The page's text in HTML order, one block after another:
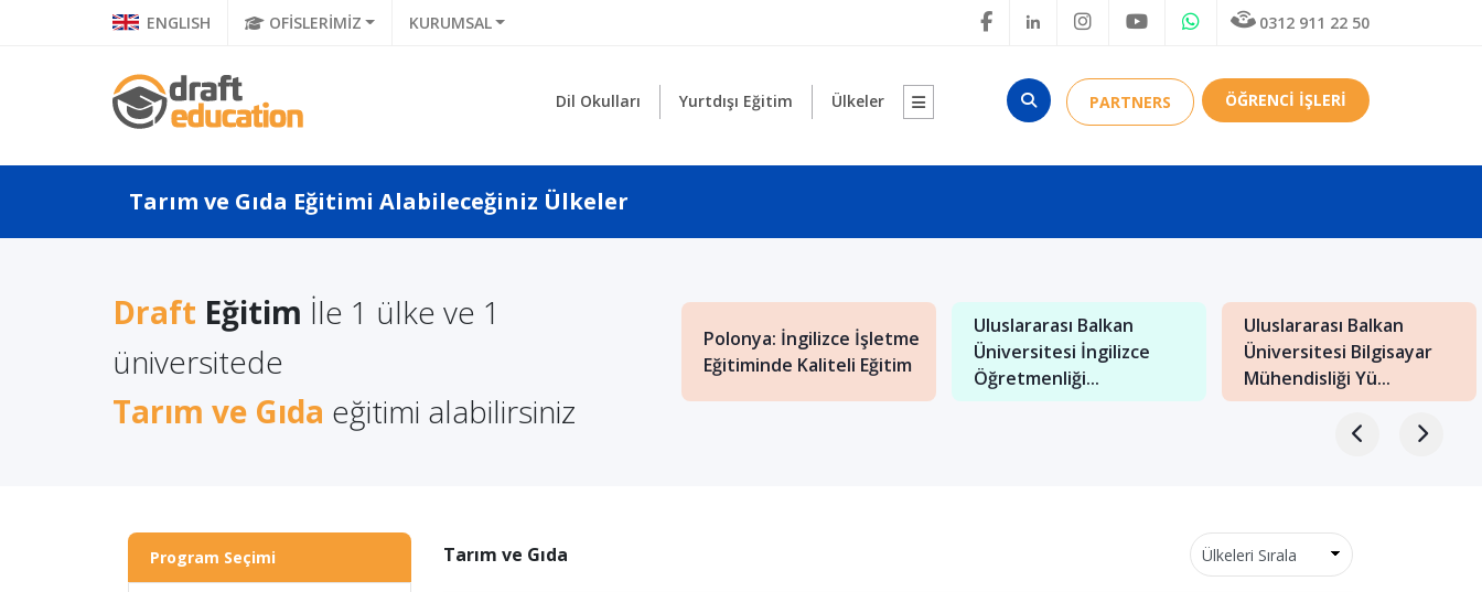
ENGLISH OFİSLERİMİZ KURUMSAL 0312 911 22 50
Dil Okulları Yurtdışı Eğitim Ülkeler PARTNERS ÖĞRENCİ İŞLERİ
Tarım ve Gıda Eğitimi Alabileceğiniz Ülkeler
Draft Eğitim İle 1 ülke ve 1
üniversitede
Tarım ve Gıda eğitimi alabilirsiniz
Koronavirüs Sonrası
Popülerliği Artacak
Meslekler
Litvanya'da Yüksek
Polonya: İngilizce İşletme
Eğitiminde Kaliteli Eğitim
Uluslararası Balkan
Üniversitesi İngilizce
Öğretmenliği...
Uluslararası Balkan
Üniversitesi Bilgisayar
Mühendisliği Yü...
Program Seçimi Tarım ve Gıda